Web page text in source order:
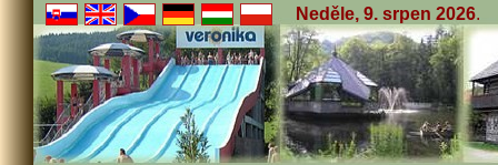
Neděle, 9. srpen 2026.